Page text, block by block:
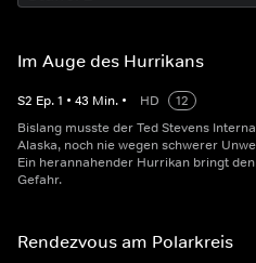
Im Auge des Hurrikans
S2 Ep.1 • 43 Min. • HD
12
Bislang musste der Ted Stevens
Alaska, noch nie wegen schwerer
Ein herannahender Hurrikan bringt
Gefahr.
Rendezvous am Polarkreis